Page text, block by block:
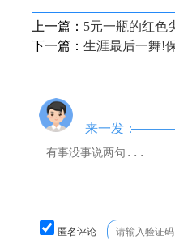
上一篇： 5元一瓶的红色
下一篇： 生涯最后一舞!
来一发：
匿名评论